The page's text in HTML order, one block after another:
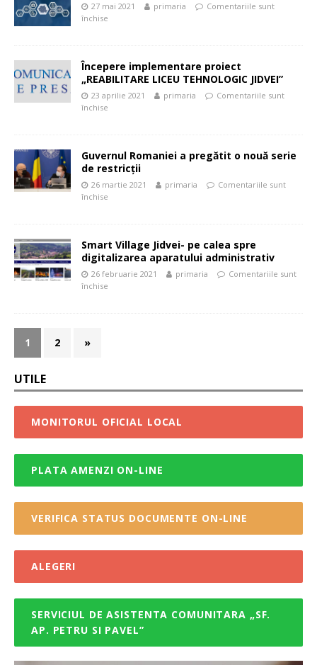
27 mai 2021 primaria
Comentariile sunt
închise
Începere implementare proiect
„REABILITARE LICEU TEHNOLOGIC JIDVEI”
23 aprilie 2021 primaria
Comentariile sunt
închise
Guvernul Romaniei a pregătit o nouă serie
de restricţii
26 martie 2021 primaria
Comentariile sunt
închise
Smart Village Jidvei- pe calea spre
digitalizarea aparatului administrativ
26 februarie 2021 primaria
Comentariile sunt
închise
1 2 »
UTILE
MONITORUL OFICIAL LOCAL
PLATA AMENZI ON-LINE
VERIFICA STATUS DOCUMENTE ON-LINE
ALEGERI
SERVICIUL DE ASISTENTA COMUNITARA „SF.
AP. PETRU SI PAVEL”